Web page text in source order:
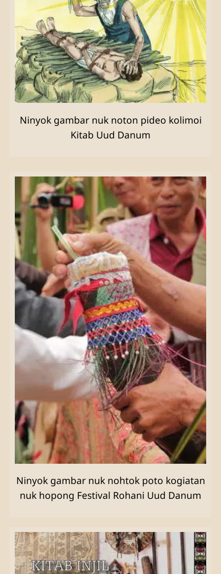
Ninyok gambar nuk noton pideo kolimoi
Kitab Uud Danum
Ninyok gambar nuk nohtok poto kogiatan
nuk hopong Festival Rohani Uud Danum